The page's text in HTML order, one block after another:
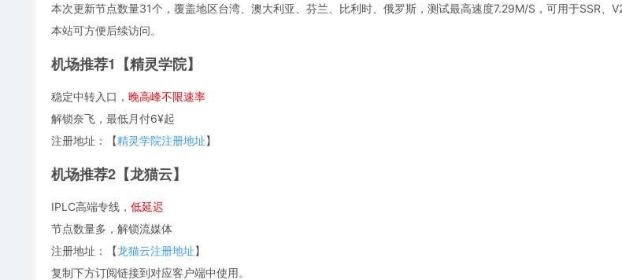
本次更新节点数量31个，覆盖地区台湾、澳大利亚、芬兰、比利时、俄罗斯，测试最高速度7.29M/S，可用于SSR、
本站可方便后续访问。
机场推荐1【精灵学院】
稳定中转入口， 晚高峰不限速率
解锁奈飞，最低月付6¥起
注册地址：【精灵学院注册地址】
机场推荐2【龙猫云】
IPLC高端专线， 低延迟
节点数量多，解锁流媒体
注册地址：【龙猫云注册地址】
复制下方订阅链接到对应客户端中使用。